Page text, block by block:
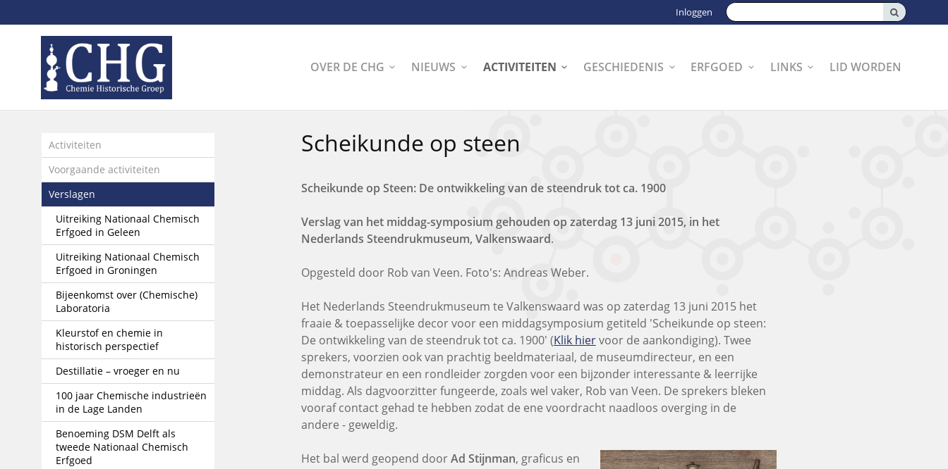
links
Spring
naar
de
inhoud
naar
het
menu
Zoeken:
Inloggen
OVER DE CHG NIEUWS ACTIVITEITEN GESCHIEDENIS ERFGOED LINKS LID WORDEN
Scheikunde op steen
Scheikunde op Steen: De ontwikkeling van de steendruk tot ca. 1900
Verslag van het middag-symposium gehouden op zaterdag 13 juni 2015, in het
Nederlands Steendrukmuseum, Valkenswaard.
Opgesteld door Rob van Veen. Foto's: Andreas Weber.
Het Nederlands Steendrukmuseum te Valkenswaard was op zaterdag 13 juni 2015 het
fraaie & toepasselijke decor voor een middagsymposium getiteld 'Scheikunde op steen:
De ontwikkeling van de steendruk tot ca. 1900' (Klik hiervoor de aankondiging). Twee
sprekers, voorzien ook van prachtig beeldmateriaal, de museumdirecteur, en een
demonstrateur en een rondleider zorgden voor een bijzonder interessante & leerrijke
middag. Als dagvoorzitter fungeerde, zoals wel vaker, Rob van Veen. De sprekers bleken
vooraf contact gehad te hebben zodat de ene voordracht naadloos overging in de
andere - geweldig.
Het bal werd geopend doorAd Stijnman, graficus en
Activiteiten
Voorgaande activiteiten
Verslagen
Uitreiking Nationaal Chemisch
Erfgoed in Geleen
Uitreiking Nationaal Chemisch
Erfgoed in Groningen
Bijeenkomst over (Chemische)
Laboratoria
Kleurstof en chemie in
historisch perspectief
Destillatie – vroeger en nu
100 jaar Chemische industrieën
in de Lage Landen
Benoeming DSM Delft als
tweede Nationaal Chemisch
Erfgoed